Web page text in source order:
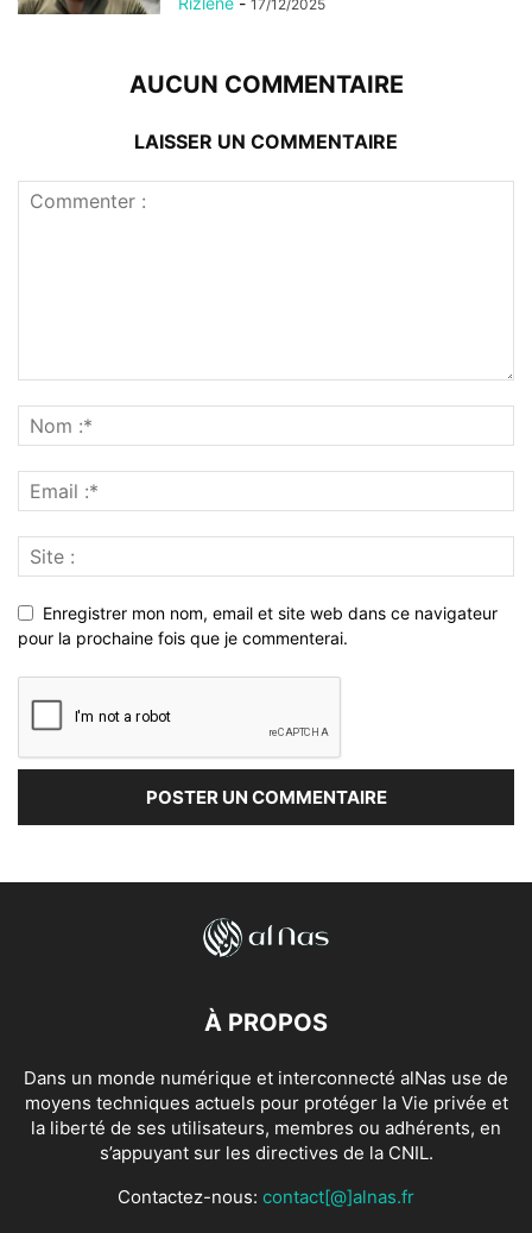
17/12/2025
AUCUN COMMENTAIRE
LAISSER UN COMMENTAIRE
Enregistrer mon nom, email et site web dans ce navigateur
pour la prochaine fois que je commenterai.
À PROPOS
Dans un monde numérique et interconnecté alNas use de
moyens techniques actuels pour protéger la Vie privée et
la liberté de ses utilisateurs, membres ou adhérents, en
s’appuyant sur les directives de la CNIL.
Contactez-nous: contact[@]alnas.fr